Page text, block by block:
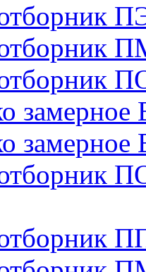
замерное
замерное